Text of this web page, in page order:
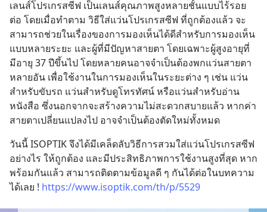
เลนส์โปรเกรสซีฟ เป็นเลนส์คุณภาพสูงหลายชั้นแบบไร้รอย
ต่อ โดยเมื่อทำตาม วิธีใส่แว่นโปรเกรสซีฟ ที่ถูกต้องแล้ว จะ
สามารถช่วยในเรื่องของการมองเห็นได้ดีสำหรับการมองเห็น
แบบหลายระยะ และผู้ที่มีปัญหาสายตา โดยเฉพาะผู้สูงอายุที่
มีอายุ 37 ปีขึ้นไป โดยหลายคนอาจจำเป็นต้องพกแว่นสายตา
หลายอัน เพื่อใช้งานในการมองเห็นในระยะต่าง ๆ เช่น แว่น
สำหรับขับรถ แว่นสำหรับดูโทรทัศน์ หรือแว่นสำหรับอ่าน
หนังสือ ซึ่งนอกจากจะสร้างความไม่สะดวกสบายแล้ว หากค่า
สายตาเปลี่ยนแปลงไป อาจจำเป็นต้องตัดใหม่ทั้งหมด
วันนี้ ISOPTIK จึงได้มีเคล็ดลับวิธีการสวมใส่แว่นโปรเกรสซีฟ
อย่างไร ให้ถูกต้อง และมีประสิทธิภาพการใช้งานสูงที่สุด หาก
พร้อมกันแล้ว สามารถติดตามข้อมูลดี ๆ กันได้ต่อในบทความ
ได้เลย ! https://www.isoptik.com/th/p/5529